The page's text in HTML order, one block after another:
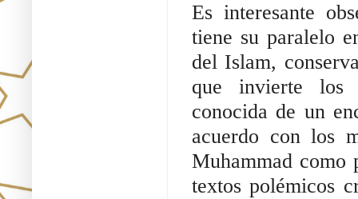
Es interesante
tiene su paralelo
del Islam,
que invierte los
conocida de un
acuerdo con los
Muhammad como
textos polémicos